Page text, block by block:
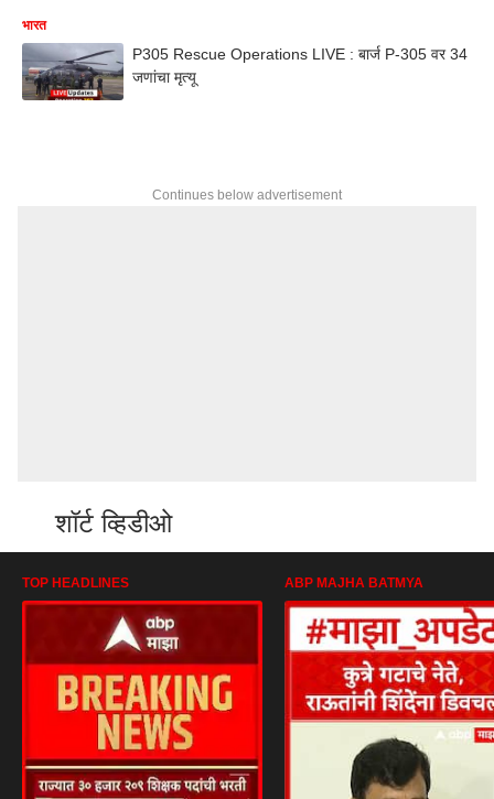
भारत
P305 Rescue Operations LIVE : बार्ज P-305 वर 34
जणांचा मृत्यू
Continues below advertisement
शॉर्ट व्हिडीओ
TOP HEADLINES ABP MAJHA BATMYA